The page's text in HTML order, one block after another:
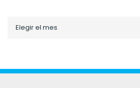
porElegir el mes